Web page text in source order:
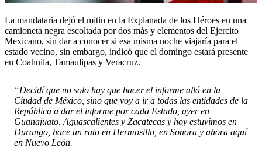
La mandataria dejó el mitin en la Explanada de los Héroes en una
camioneta negra escoltada por dos más y elementos del Ejercito
Mexicano, sin dar a conocer si esa misma noche viajaría para el
estado vecino, sin embargo, indicó que el domingo estará presente
en Coahuila, Tamaulipas y Veracruz.
“Decidí que no solo hay que hacer el informe allá en la
Ciudad de México, sino que voy a ir a todas las entidades de la
República a dar el informe por cada Estado, ayer en
Guanajuato, Aguascalientes y Zacatecas y hoy estuvimos en
Durango, hace un rato en Hermosillo, en Sonora y ahora aquí
en Nuevo León.